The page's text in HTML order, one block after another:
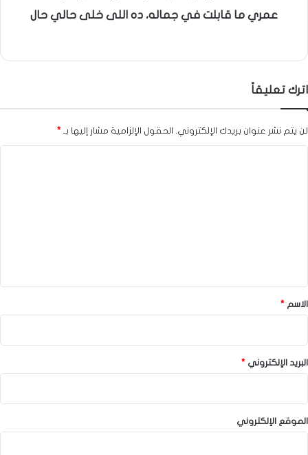
عمري ما قابلت في جماله، ده اللى خلى حالي حال
اترك تعليقاً
لن يتم نشر عنوان بريدك الإلكتروني. الحقول الإلزامية مشار إليها بـ *
*الاسم *
البريد الإلكتروني *
الموقع الإلكتروني